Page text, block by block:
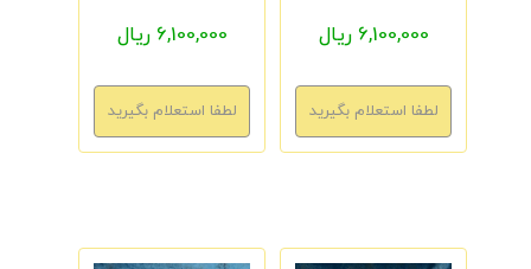
6,100,000 ریال 6,100,000 ریال